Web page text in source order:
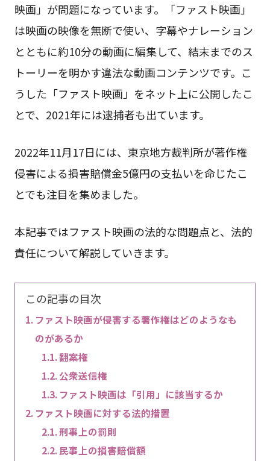
映画」が問題になっています。「ファスト映画」
は映画の映像を無断で使い、字幕やナレーション
とともに約10分の動画に編集して、結末までのス
トーリーを明かす違法な動画コンテンツです。こ
うした「ファスト映画」をネット上に公開したこ
とで、2021年には逮捕者も出ています。
2022年11月17日には、東京地方裁判所が著作権
侵害による損害賠償金5億円の支払いを命じたこ
とでも注目を集めました。
本記事ではファスト映画の法的な問題点と、法的
責任について解説していきます。
この記事の目次
ファスト映画が侵害する著作権はどのようなも
のがあるか
翻案権
公衆送信権
ファスト映画は「引用」に該当するか
ファスト映画に対する法的措置
刑事上の罰則
民事上の損害賠償額